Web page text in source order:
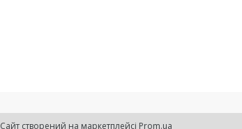
Сайт створений на маркетплейсі Prom.ua